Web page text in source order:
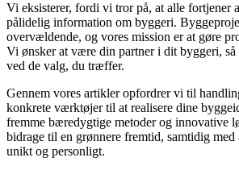
Vi eksisterer, fordi vi tror på, at alle fortjener
pålidelig information om byggeri.
overvældende, og vores mission er at gøre
Vi ønsker at være din partner i dit byggeri,
ved de valg, du træffer.
Gennem vores artikler opfordrer vi til
konkrete værktøjer til at realisere dine
fremme bæredygtige metoder og innovative
bidrage til en grønnere fremtid, samtidig med
unikt og personligt.